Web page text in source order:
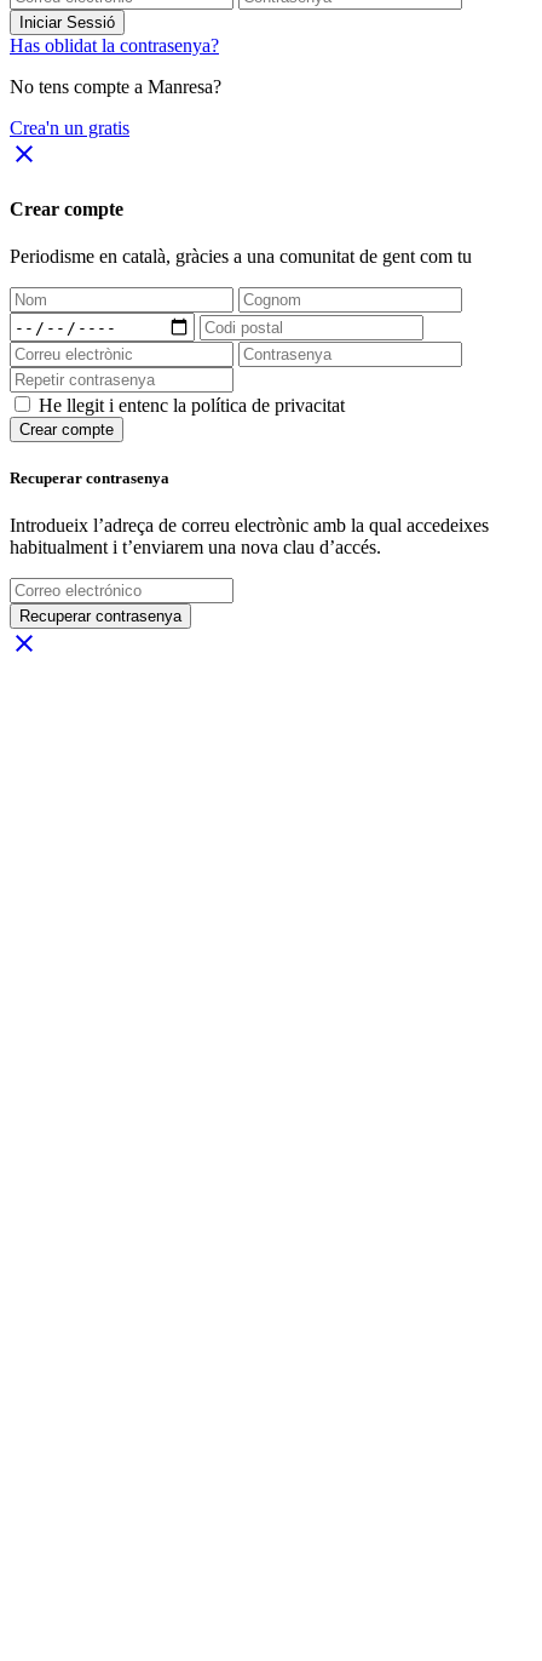
Iniciar Sessió
Has oblidat la contrasenya?
No tens compte a Manresa?
Crea'n un gratis
close
Crear compte
Periodisme en català, gràcies a una comunitat de gent com tu
He llegit i entenc la política de privacitat
Crear compte
Recuperar contrasenya
Introdueix l’adreça de correu electrònic amb la qual accedeixes
habitualment i t’enviarem una nova clau d’accés.
Recuperar contrasenya
close